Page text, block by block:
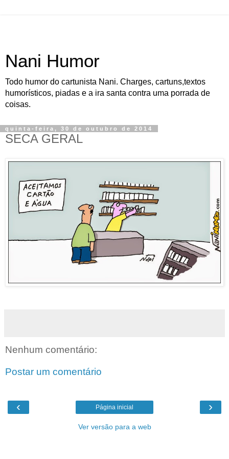
Nani Humor
Todo humor do cartunista Nani. Charges, cartuns,textos
humorísticos, piadas e a ira santa contra uma porrada de
coisas.
quinta-feira, 30 de outubro de 2014
SECA GERAL
Nenhum comentário:
Postar um comentário
‹ ›
Página inicial
Ver versão para a web